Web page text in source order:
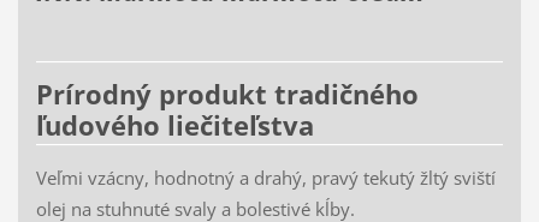
Prírodný produkt tradičného
ľudového liečiteľstva
Veľmi vzácny, hodnotný a drahý, pravý tekutý žltý sviští
olej na stuhnuté svaly a bolestivé kĺby.